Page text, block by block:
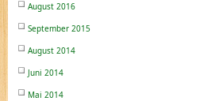
August 2016
September 2015
August 2014
Juni 2014
Mai 2014